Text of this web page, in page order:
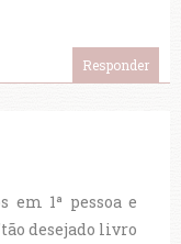
Responder
em 1ª pessoa e
desejado livro